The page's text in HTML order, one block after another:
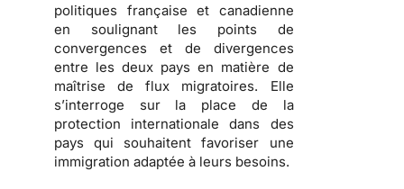
politiques française et canadienne
en soulignant les points de
convergences et de divergences
entre les deux pays en matière de
maîtrise deflux migratoires. Elle
s’interroge sur la place de la
protection internationale dans des
pays qui souhaitent favoriser une
immigration adaptée à leurs besoins.